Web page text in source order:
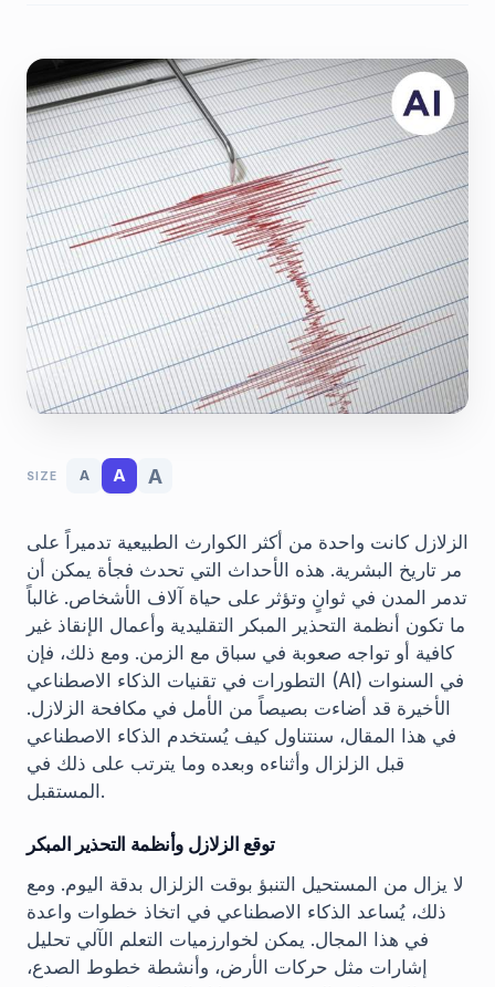
SIZE A A A
الزلازل كانت واحدة من أكثر الكوارث الطبيعية تدميراً على
مر تاريخ البشرية. هذه الأحداث التي تحدث فجأة يمكن أن
تدمر المدن في ثوانٍ وتؤثر على حياة آلاف الأشخاص. غالباً
ما تكون أنظمة التحذير المبكر التقليدية وأعمال الإنقاذ غير
كافية أو تواجه صعوبة في سباق مع الزمن. ومع ذلك، فإن
التطورات في تقنيات الذكاء الاصطناعي (AI) في السنوات
الأخيرة قد أضاءت بصيصاً من الأمل في مكافحة الزلازل.
في هذا المقال، سنتناول كيف يُستخدم الذكاء الاصطناعي
قبل الزلزال وأثناءه وبعده وما يترتب على ذلك في
المستقبل.
توقع الزلازل وأنظمة التحذير المبكر
لا يزال من المستحيل التنبؤ بوقت الزلزال بدقة اليوم. ومع
ذلك، يُساعد الذكاء الاصطناعي في اتخاذ خطوات واعدة
في هذا المجال. يمكن لخوارزميات التعلم الآلي تحليل
إشارات مثل حركات الأرض، وأنشطة خطوط الصدع،